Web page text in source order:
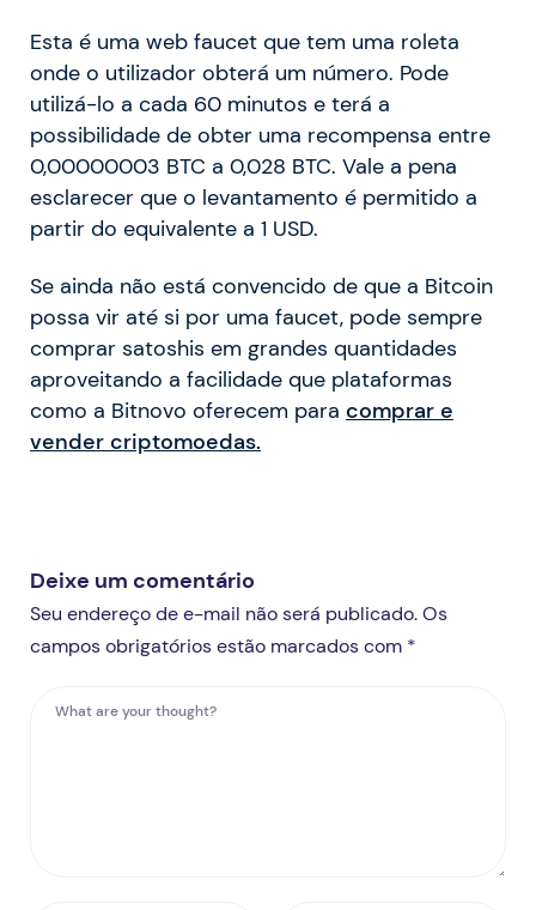
Esta é uma web faucet que tem uma roleta
onde o utilizador obterá um número. Pode
utilizá-lo a cada 60 minutos e terá a
possibilidade de obter uma recompensa entre
0,00000003 BTC a 0,028 BTC. Vale a pena
esclarecer que o levantamento é permitido a
partir do equivalente a 1 USD.
Se ainda não está convencido de que a Bitcoin
possa vir até si por uma faucet, pode sempre
comprar satoshis em grandes quantidades
aproveitando a facilidade que plataformas
como a Bitnovo oferecem para comprar e
vender criptomoedas.
Deixe um comentário
Seu endereço de e-mail não será publicado. Os
campos obrigatórios estão marcados com *